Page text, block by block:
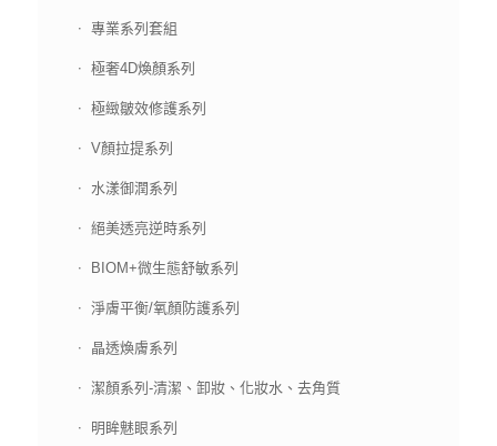
專業系列套組
極奢4D煥顏系列
極緻皺效修護系列
V顏拉提系列
水漾御潤系列
絕美透亮逆時系列
BIOM+微生態舒敏系列
淨膚平衡/氧顏防護系列
晶透煥膚系列
潔顏系列-清潔、卸妝、化妝水、去角質
明眸魅眼系列